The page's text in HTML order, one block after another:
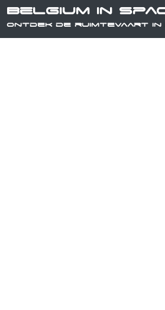
Belgium in
Ontdek de ruimtevaart in